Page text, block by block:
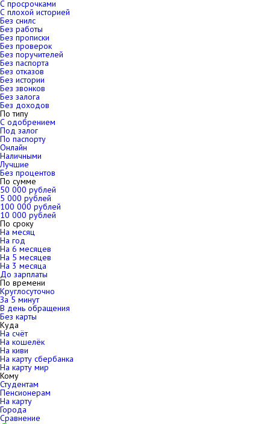
С просрочками
С плохой историей
Без снилс
Без работы
Без прописки
Без проверок
Без поручителей
Без паспорта
Без отказов
Без истории
Без звонков
Без залога
Без доходов
По типу
С одобрением
Под залог
По паспорту
Онлайн
Наличными
Лучшие
Без процентов
По сумме
50 000 рублей
5 000 рублей
100 000 рублей
10 000 рублей
По сроку
На месяц
На год
На 6 месяцев
На 5 месяцев
На 3 месяца
До зарплаты
По времени
Круглосуточно
За 5 минут
В день обращения
Без карты
Куда
На счёт
На кошелёк
На киви
На карту сбербанка
На карту мир
Кому
Студентам
Пенсионерам
На карту
Города
Сравнение